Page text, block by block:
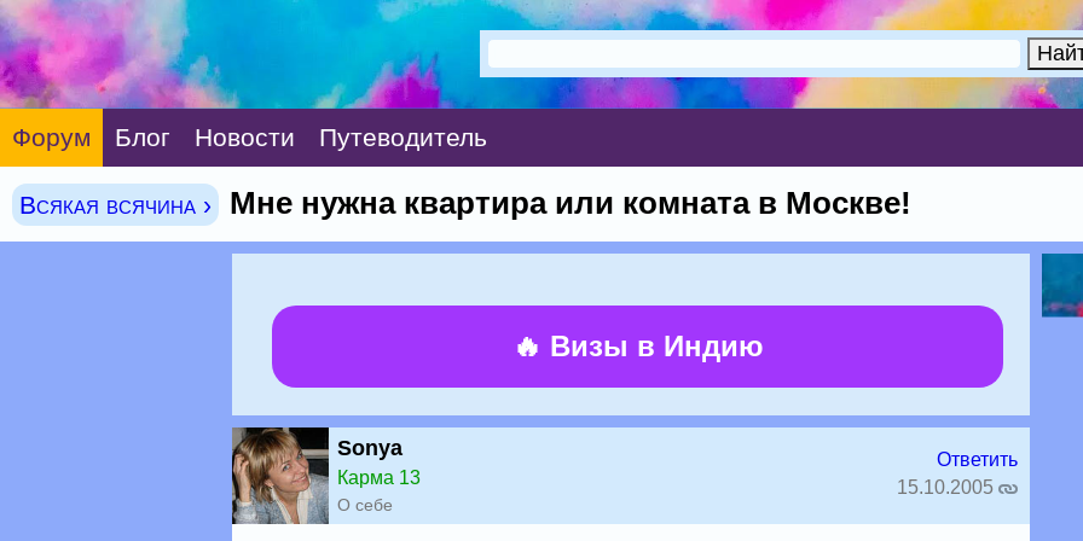
Форум Блог Новости Путеводитель
Всякая всячина › Мне нужна квартира или комната в Москве!
🔥 Визы в Индию
Sonya
Карма 13
О себе
Ответить
15.10.2005